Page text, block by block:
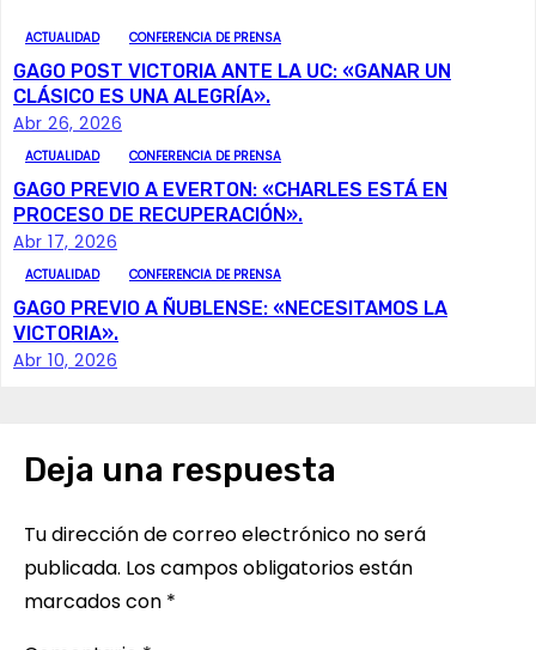
e
g
a
c
ó
n
ACTUALIDAD CONFERENCIA DE PRENSA
GAGO POST VICTORIA ANTE LA UC: «GANAR UN
CLÁSICO ES UNA ALEGRÍA».
Abr 26, 2026
ACTUALIDAD CONFERENCIA DE PRENSA
GAGO PREVIO A EVERTON: «CHARLES ESTÁ EN
PROCESO DE RECUPERACIÓN».
Abr 17, 2026
ACTUALIDAD CONFERENCIA DE PRENSA
GAGO PREVIO A ÑUBLENSE: «NECESITAMOS LA
VICTORIA».
Abr 10, 2026
Deja una respuesta
Tu dirección de correo electrónico no será
publicada. Los campos obligatorios están
marcados con *